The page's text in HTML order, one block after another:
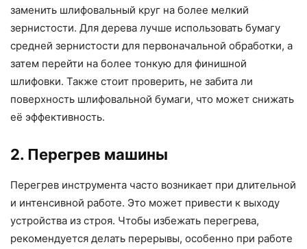
заменить шлифовальный круг на более мелкий
зернистости. Для дерева лучше использовать бумагу
средней зернистости для первоначальной обработки, а
затем перейти на более тонкую для финишной
шлифовки. Также стоит проверить, не забита ли
поверхность шлифовальной бумаги, что может снижать
её эффективность.
2. Перегрев машины
Перегрев инструмента часто возникает при длительной
и интенсивной работе. Это может привести к выходу
устройства из строя. Чтобы избежать перегрева,
рекомендуется делать перерывы, особенно при работе